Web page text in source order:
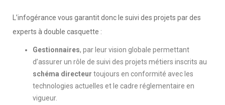
L’infogérance vous garantit donc le suivi des projets par des
experts à double casquette :
Gestionnaires, par leur vision globale permettant
d’assurer un rôle de suivi des projets métiers inscrits au
schéma directeur toujours en conformité avec les
technologies actuelles et le cadre réglementaire en
vigueur.